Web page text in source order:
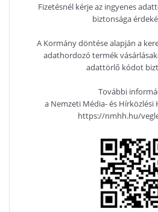
Fizetésnél kérje az ingyenes
biztonsága
A Kormány döntése alapján a
adathordozó termék
adattörlő kódot
További
a Nemzeti Média- és Hírközlési
https://nmhh.hu/